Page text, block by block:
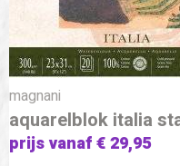
magnani
aquarelblok italia
prijs vanaf € 29,95